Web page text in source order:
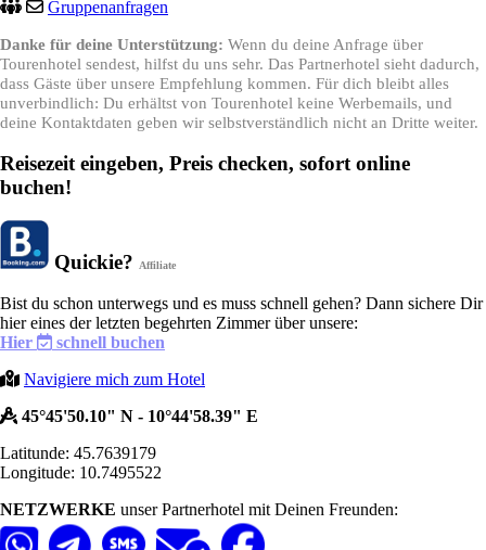
Gruppenanfragen
Danke für deine Unterstützung: Wenn du deine Anfrage über
Tourenhotel sendest, hilfst du uns sehr. Das Partnerhotel sieht dadurch,
dass Gäste über unsere Empfehlung kommen. Für dich bleibt alles
unverbindlich: Du erhältst von Tourenhotel keine Werbemails, und
deine Kontaktdaten geben wir selbstverständlich nicht an Dritte weiter.
Reisezeit eingeben, Preis checken, sofort online
buchen!
Quickie? Affiliate
Bist du schon unterwegs und es muss schnell gehen? Dann sichere Dir
hier eines der letzten begehrten Zimmer über unsere:
Hier
schnell buchen
Navigiere mich zum Hotel
45°45'50.10" N - 10°44'58.39" E
Latitunde: 45.7639179
Longitude: 10.7495522
NETZWERKE unser Partnerhotel mit Deinen Freunden: